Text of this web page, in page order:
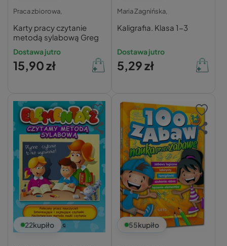
Praca zbiorowa,
Karty pracy czytanie
metodą sylabową Greg
Dostawa jutro
15,90 zł
Maria Zagnińska,
Kaligrafia. Klasa 1-3
Dostawa jutro
5,29 zł
22kupiło 55kupiło